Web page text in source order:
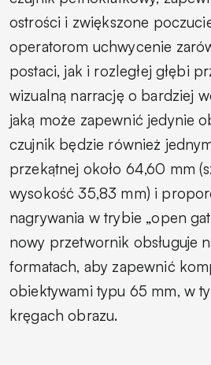
ostrości i zwiększone
operatorom uchwycenie
postaci, jak i rozległej głębi
wizualną narrację o bardziej
jaką może zapewnić jedynie
czujnik będzie również
przekątnej około 64,60 mm
wysokość 35,83 mm) i
nagrywania w trybie „open
nowy przetwornik obsługuje
formatach, aby zapewnić
obiektywami typu 65 mm, w
kręgach obrazu.